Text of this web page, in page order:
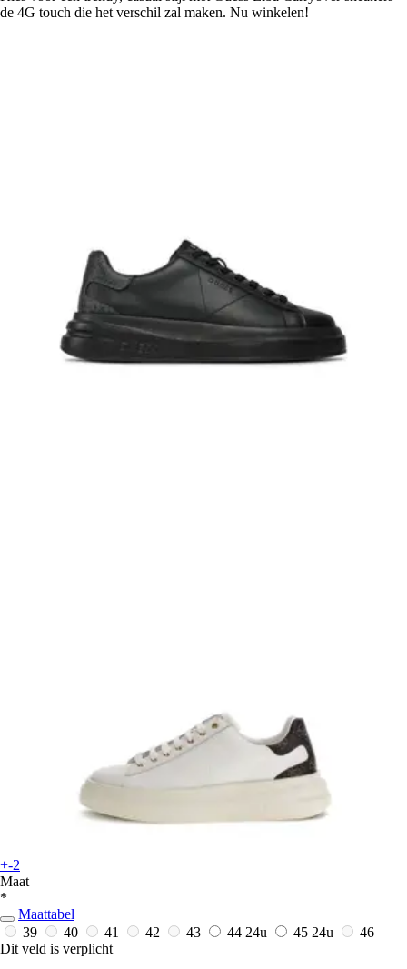
de 4G touch die het verschil zal maken. Nu winkelen!
+-2
Maat
*
Maattabel
39
40 41 42 43 44 24u 45 24u
46
Dit veld is verplicht